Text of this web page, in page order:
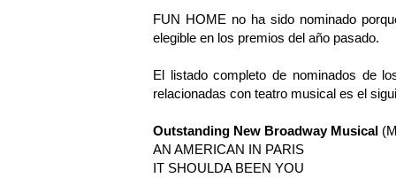
FUN HOME no ha sido nominado
elegible en los premios del año pasado.
El listado completo de nominados de
relacionadas con teatro musical es el
Outstanding New Broadway Musical
AN AMERICAN IN PARIS
IT SHOULDA BEEN YOU